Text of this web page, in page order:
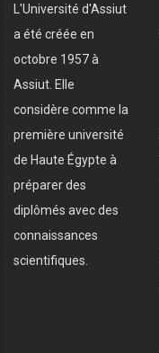
L'Université d'Assiut
a été créée en
octobre 1957 à
Assiut. Elle
considère comme la
première université
de Haute Égypte à
préparer des
diplômés avec des
connaissances
scientifiques.